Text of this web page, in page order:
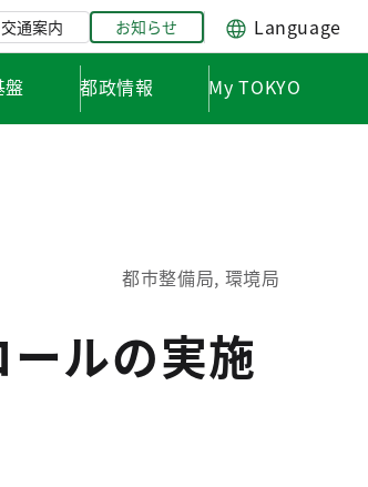
交通案内 お知らせ Language
盤 都政情報 My TOKYO
都市整備局, 環境局
ルの実施